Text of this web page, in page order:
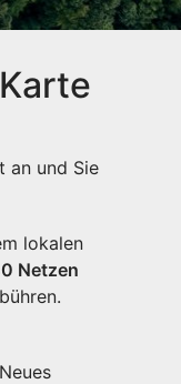
an und Sie
lokalen
Netzen